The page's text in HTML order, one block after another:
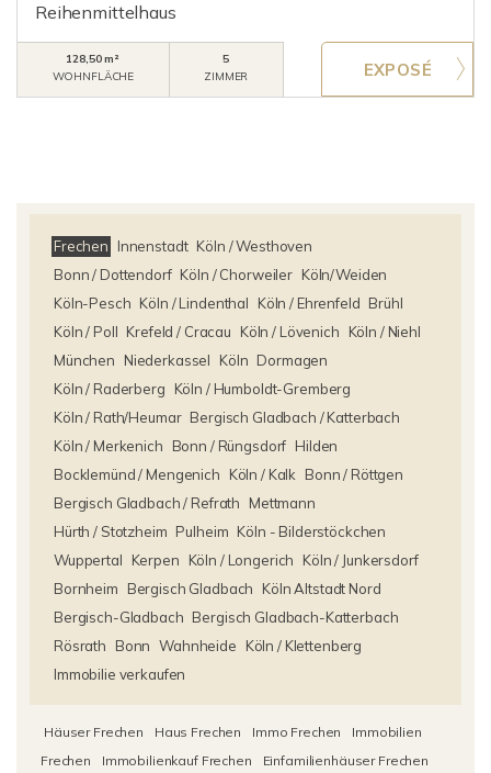
Reihenmittelhaus
128,50 m²
WOHNFLÄCHE
5
ZIMMER
Frechen Innenstadt Köln / Westhoven
Bonn / Dottendorf Köln / Chorweiler Köln/Weiden
Köln-Pesch Köln / Lindenthal Köln / Ehrenfeld Brühl
Köln / Poll Krefeld / Cracau Köln / Lövenich
Köln / Niehl
München
Niederkassel Köln Dormagen
Köln / Raderberg
Köln / Humboldt-Gremberg
Köln / Rath/Heumar Bergisch Gladbach / Katterbach
Köln / Merkenich
Bonn / Rüngsdorf Hilden
Bocklemünd / Mengenich
Köln / Kalk
Bonn / Röttgen
Bergisch Gladbach / Refrath
Mettmann
Hürth / Stotzheim Pulheim Köln - Bilderstöckchen
Wuppertal
Kerpen Köln / Longerich
Köln / Junkersdorf
Bornheim
Bergisch Gladbach
Köln Altstadt Nord
Bergisch-Gladbach Bergisch Gladbach-Katterbach
Rösrath
Bonn Wahnheide
Köln / Klettenberg
Immobilie verkaufen
Häuser Frechen Haus Frechen Immo Frechen
Immobilien
Frechen
Immobilienkauf Frechen
Einfamilienhäuser Frechen